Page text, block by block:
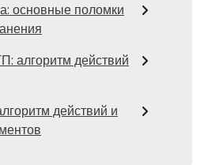
основные поломки
алгоритм действий
действий и